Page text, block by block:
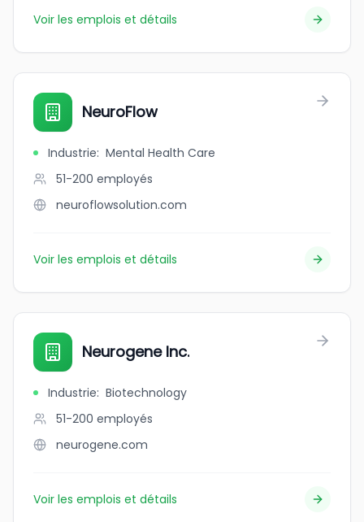
Voir les emplois et détails
NeuroFlow
Industrie: Mental Health Care
51-200 employés
neuroflowsolution.com
Voir les emplois et détails
Neurogene Inc.
Industrie: Biotechnology
51-200 employés
neurogene.com
Voir les emplois et détails